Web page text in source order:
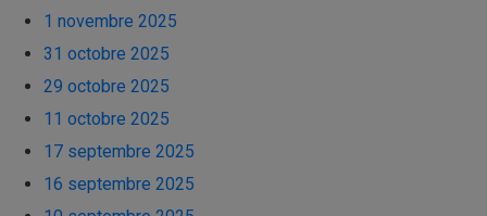
1 novembre 2025
31 octobre 2025
29 octobre 2025
11 octobre 2025
17 septembre 2025
16 septembre 2025